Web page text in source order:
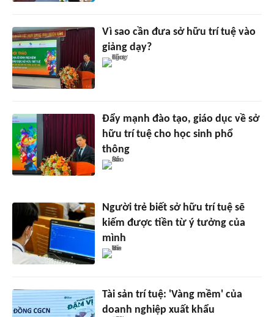
Vì sao cần đưa sở hữu trí tuệ vào
giảng dạy?
Đẩy mạnh đào tạo, giáo dục về sở
hữu trí tuệ cho học sinh phổ
thông
Người trẻ biết sở hữu trí tuệ sẽ
kiếm được tiền từ ý tưởng của
mình
Tài sản trí tuệ: 'Vàng mềm' của
doanh nghiệp xuất khẩu